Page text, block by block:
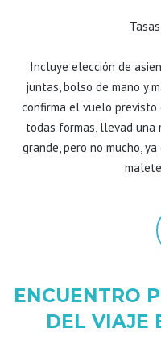
Incluye elección de
juntas, bolso de mano y
confirma el vuelo previsto
todas formas, llevad una
grande, pero no mucho,
ENCUENTRO
DEL VIAJE